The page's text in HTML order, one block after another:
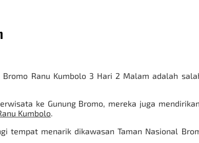
Bromo Ranu Kumbolo 3 Hari 2 Malam adalah
ke Gunung Bromo, mereka juga
Kumbolo.
tempat menarik dikawasanTaman Nasional